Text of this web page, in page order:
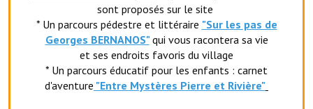
L'association des anciens sapeurs-pompiers volontaires
Village sportif
L'US Crequy Fressin
La société de chasse
sont proposés sur le site
* Un parcours pédestre et littéraire "Sur les pas de
Georges BERNANOS" qui vous racontera sa vie
et ses endroits favoris du village
* Un parcours éducatif pour les enfants : carnet
d'aventure "Entre Mystères Pierre et Rivière"